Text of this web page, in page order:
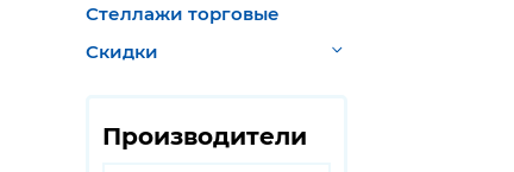
Стеллажи торговые
Скидки
Производители
1883 Maison Routin
2АС
Alto Shaam